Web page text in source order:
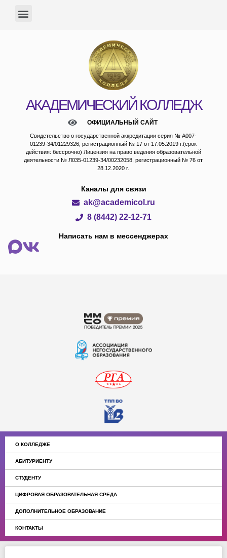
АКАДЕМИЧЕСКИЙ КОЛЛЕДЖ
ОФИЦИАЛЬНЫЙ САЙТ
Свидетельство о государственной аккредитации серия № А007-
01239-34/01229326, регистрационный № 17 от 17.05.2019 г.(срок
действия: бессрочно) Лицензия на право ведения образовательной
деятельности № Л035-01239-34/00232058, регистрационный № 76 от
28.12.2020 г.
Каналы для связи
ak@academicol.ru
8 (8442) 22-12-71
Написать нам в мессенджерах
О КОЛЛЕДЖЕ
АБИТУРИЕНТУ
СТУДЕНТУ
ЦИФРОВАЯ ОБРАЗОВАТЕЛЬНАЯ СРЕДА
ДОПОЛНИТЕЛЬНОЕ ОБРАЗОВАНИЕ
КОНТАКТЫ